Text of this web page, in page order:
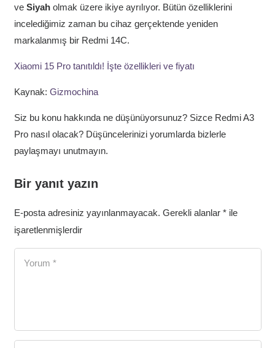
ve Siyaholmak üzere ikiye ayrılıyor. Bütün özelliklerini
incelediğimiz zaman bu cihaz gerçektende yeniden
markalanmış bir Redmi 14C.
Xiaomi 15 Pro tanıtıldı! İşte özellikleri ve fiyatı
Kaynak: Gizmochina
Siz bu konu hakkında ne düşünüyorsunuz? Sizce Redmi A3
Pro nasıl olacak? Düşüncelerinizi yorumlarda bizlerle
paylaşmayı unutmayın.
Bir yanıt yazın
E-posta adresiniz yayınlanmayacak. Gerekli alanlar *ile
işaretlenmişlerdir